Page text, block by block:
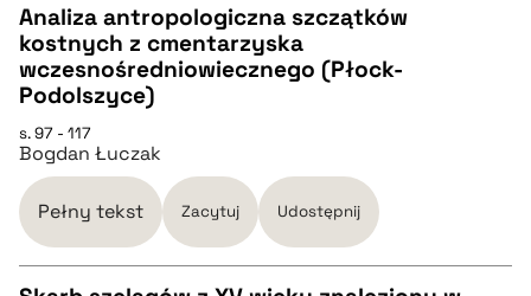
CZYSTY TEKST
pobierz cytat
BIBTEX
pobierz cytat
Analiza antropologiczna szczątków
kostnych z cmentarzyska
wczesnośredniowiecznego (Płock-
Podolszyce)
s. 97 - 117
Bogdan Łuczak
Pełny tekst Zacytuj Udostępnij